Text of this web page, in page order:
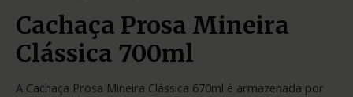
Cachaça Prosa Mineira
Clássica 700ml
A Cachaça Prosa Mineira Clássica 670ml é armazenada por